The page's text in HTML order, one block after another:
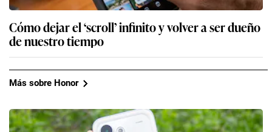
Cómo dejar el ‘scroll’ infinito y volver a ser dueño
de nuestro tiempo
Más sobre Honor